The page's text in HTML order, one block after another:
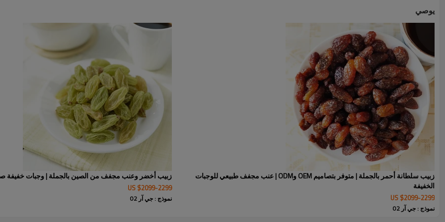
الخفيفة الصحية والمخبوزات.
الموردين، مما يضمن الجودة
مع هذا الزبيب الأصفر اللذيذ
العامة. مثالي لإضافته إلى
الأصفر بالجملة الموثوق بهم
الزبيب الأصفر الذهبي الوصف
يوصي
زبيب سلطانة أحمر بالجملة | متوفر بتصاميم OEM وODM | عنب مجفف طبيعي للوجبات
الخفيفة
US $2099-2299
نموذج : جي آر 02
زبيب أخضر وعنب مجفف من الصين بالجملة | وجبات خفيفة
US $2099-2299
نموذج : جي آر 02